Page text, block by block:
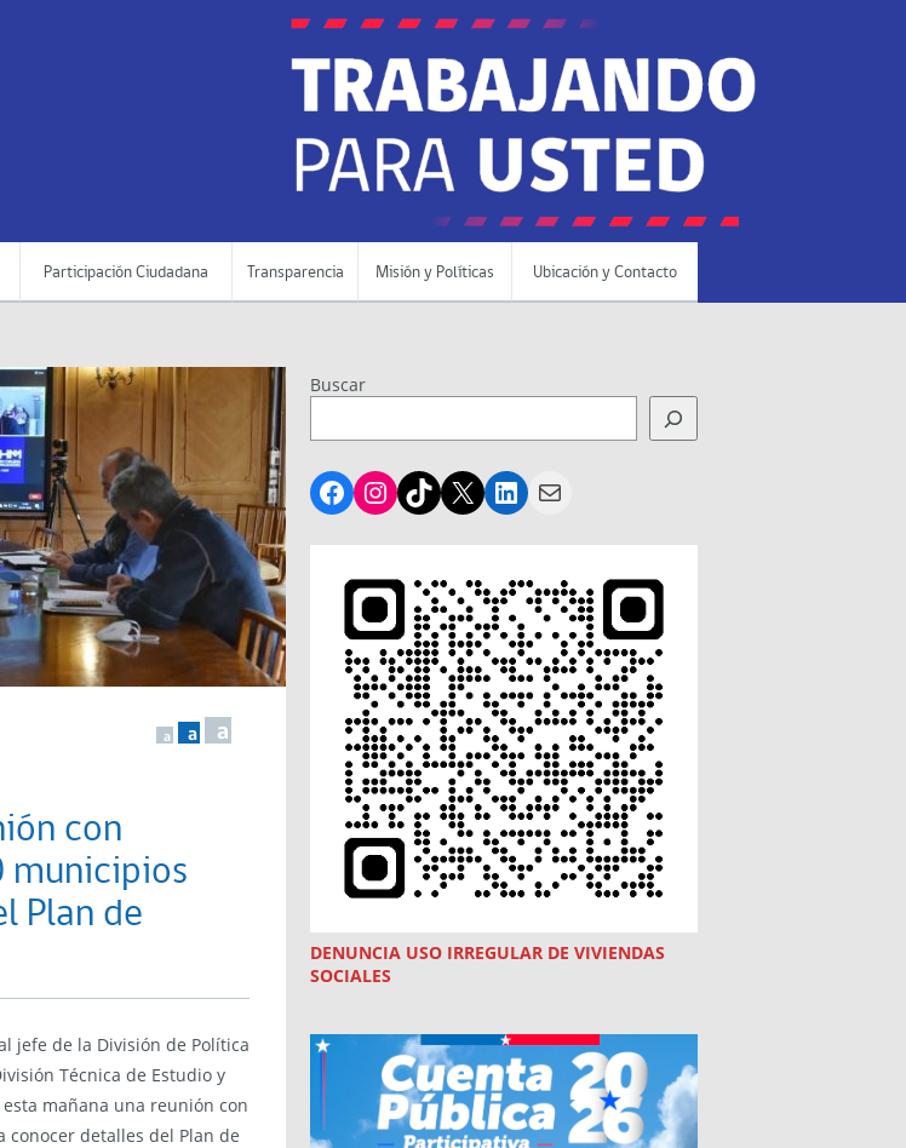
Participación Ciudadana Transparencia Misión y Políticas Ubicación y Contacto
a a a
con
municipios
Plan de
jefe de la División de Política
Técnica de Estudio y
mañana una reunión con
detalles del Plan de
Buscar
Facebook
Instagram
TikTok
X LinkedIn
Mail
DENUNCIA USO IRREGULAR DE VIVIENDAS
SOCIALES